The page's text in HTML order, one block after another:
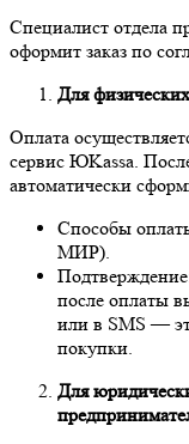
Специалист отдела
оформит заказ по
Для
Оплата
сервис ЮKassa.
автоматически
Способы
МИР).
после оплаты
или в SMS —
покупки.
Для